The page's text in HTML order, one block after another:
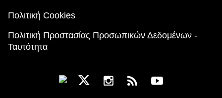
Πολιτική Cookies
Πολιτική Προστασίας Προσωπικών Δεδομένων -
Ταυτότητα